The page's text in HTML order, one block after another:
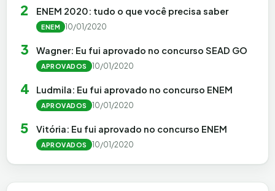
2 ENEM 2020: tudo o que você precisa saber
ENEM 10/01/2020
3 Wagner: Eu fui aprovado no concurso SEAD GO
APROVADOS 10/01/2020
4 Ludmila: Eu fui aprovado no concurso ENEM
APROVADOS 10/01/2020
5 Vitória: Eu fui aprovado no concurso ENEM
APROVADOS 10/01/2020